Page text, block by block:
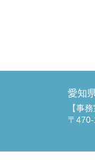
愛知
【事
〒